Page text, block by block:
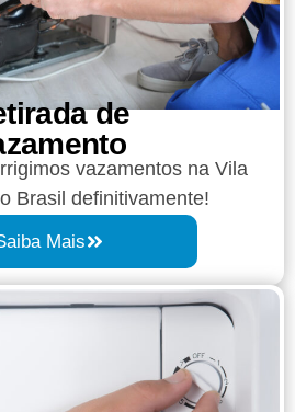
de
vazamentos na Vila
Brasil definitivamente!
Mais